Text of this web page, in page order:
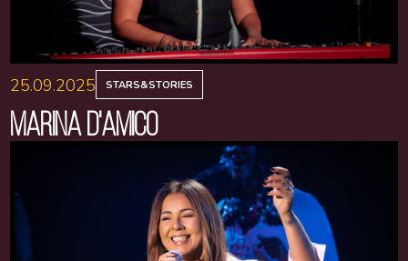
25.09.2025 STARS&STORIES
MARINA D'AMICO